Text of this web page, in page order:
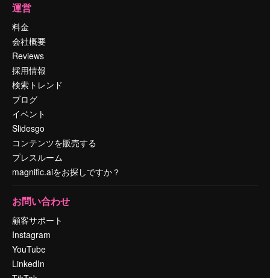
運営
料金
会社概要
Reviews
採用情報
検索トレンド
ブログ
イベント
Slidesgo
コンテンツを販売する
プレスルーム
magnific.aiをお探しですか？
お問い合わせ
顧客サポート
Instagram
YouTube
LinkedIn